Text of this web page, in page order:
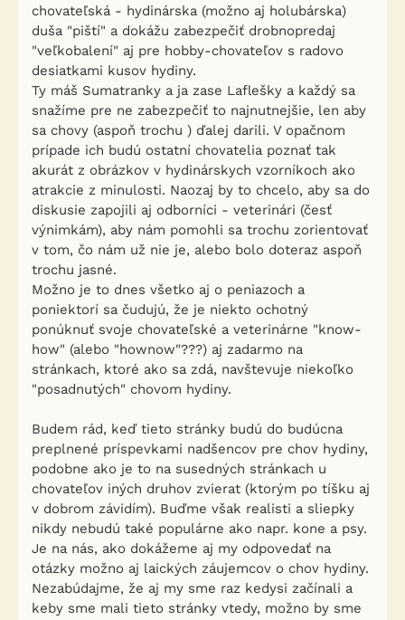
chovateľská - hydinárska (možno aj holubárska)
duša "piští" a dokážu zabezpečiť drobnopredaj
"veľkobalení" aj pre hobby-chovateľov s radovo
desiatkami kusov hydiny.
Ty máš Sumatranky a ja zase Laflešky a každý sa
snažíme pre ne zabezpečiť to najnutnejšie, len aby
sa chovy (aspoň trochu ) ďalej darili. V opačnom
prípade ich budú ostatní chovatelia poznať tak
akurát z obrázkov v hydinárskych vzorníkoch ako
atrakcie z minulosti. Naozaj by to chcelo, aby sa do
diskusie zapojili aj odborníci - veterinári (česť
výnimkám), aby nám pomohli sa trochu zorientovať
v tom, čo nám už nie je, alebo bolo doteraz aspoň
trochu jasné.
Možno je to dnes všetko aj o peniazoch a
poniektorí sa čudujú, že je niekto ochotný
ponúknuť svoje chovateľské a veterinárne "know-
how" (alebo "hownow"???) aj zadarmo na
stránkach, ktoré ako sa zdá, navštevuje niekoľko
"posadnutých" chovom hydiny.
Budem rád, keď tieto stránky budú do budúcna
preplnené príspevkami nadšencov pre chov hydiny,
podobne ako je to na susedných stránkach u
chovateľov iných druhov zvierat (ktorým po tíšku aj
v dobrom závidím). Buďme však realisti a sliepky
nikdy nebudú také populárne ako napr. kone a psy.
Je na nás, ako dokážeme aj my odpovedať na
otázky možno aj laických záujemcov o chov hydiny.
Nezabúdajme, že aj my sme raz kedysi začínali a
keby sme mali tieto stránky vtedy, možno by sme